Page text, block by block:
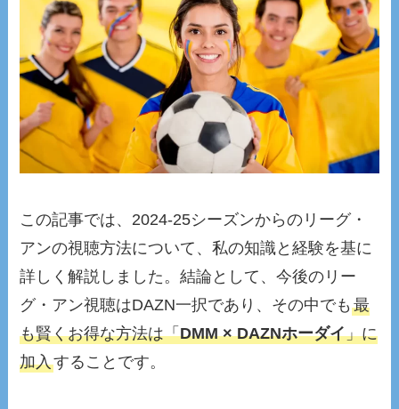
この記事では、2024-25シーズンからのリーグ・
アンの視聴方法について、私の知識と経験を基に
詳しく解説しました。結論として、今後のリー
グ・アン視聴はDAZN一択であり、その中でも最
も賢くお得な方法は「DMM × DAZNホーダイ」に
加入することです。